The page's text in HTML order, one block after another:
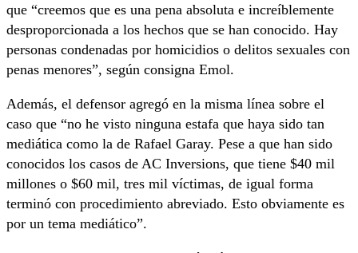
que “creemos que es una pena absoluta e increíblemente
desproporcionada a los hechos que se han conocido. Hay
personas condenadas por homicidios o delitos sexuales con
penas menores”, según consigna Emol.
Además, el defensor agregó en la misma línea sobre el
caso que “no he visto ninguna estafa que haya sido tan
mediática como la de Rafael Garay. Pese a que han sido
conocidos los casos de AC Inversions, que tiene $40 mil
millones o $60 mil, tres mil víctimas, de igual forma
terminó con procedimiento abreviado. Esto obviamente es
por un tema mediático”.